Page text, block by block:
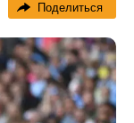
Поделиться